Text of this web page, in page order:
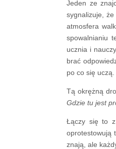
Jeden ze
sygnalizuje,
atmosfera
spowalnianiu
ucznia i
brać
po co się uczą.
Tą okrężną
Gdzie tu jest
Łączy się to z
oprotestowują
znają, ale